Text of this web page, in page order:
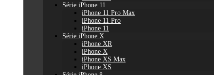
Série iPhone 11
iPhone 11 Pro Max
iPhone 11 Pro
iPhone 11
Série iPhone X
iPhone XR
iPhone X
iPhone XS Max
iPhone XS